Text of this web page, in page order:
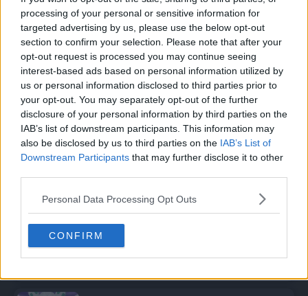
processing of your personal or sensitive information for
targeted advertising by us, please use the below opt-out
section to confirm your selection. Please note that after your
opt-out request is processed you may continue seeing
interest-based ads based on personal information utilized by
us or personal information disclosed to third parties prior to
your opt-out. You may separately opt-out of the further
disclosure of your personal information by third parties on the
IAB’s list of downstream participants. This information may
also be disclosed by us to third parties on the IAB’s List of
Downstream Participants that may further disclose it to other
Personal Data Processing Opt Outs
CONFIRM
Episodio 12
¡El Terapagos que no conozco!
Episodio 28
Kleavor, el guerrero solitario
Episodio 30
¡Las maravillas del mundo!
Más allá del reluciente arcoíris
Episodio 38
¡Guiados por el Rayquaza negro!